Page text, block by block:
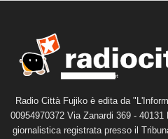
Radio Città Fujiko è edita da
00954970372 Via Zanardi 369 -
giornalistica registrata presso il